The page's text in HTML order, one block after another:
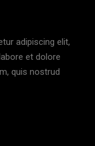
adipiscing elit,
et dolore
quis nostrud